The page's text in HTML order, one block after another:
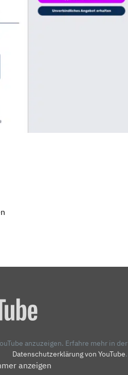
anzuzeigen. Erfahre mehr in der
Datenschutzerklärung von YouTube.
anzeigen